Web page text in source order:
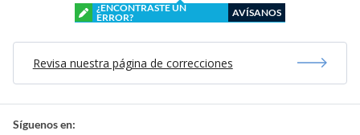
¿ENCONTRASTE UN
ERROR?
AVÍSANOS
Revisa nuestra página de correcciones
Síguenos en: